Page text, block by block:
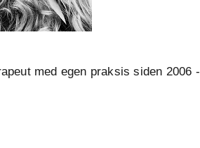
med egen praksis siden 2006 -